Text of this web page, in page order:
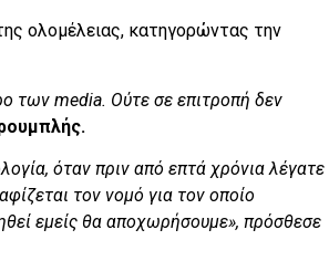
ολομέλειας, κατηγορώντας την
των media. Ούτε σε επιτροπή δεν
όταν πριν από επτά χρόνια λέγατε
τον νομό για τον οποίο
εμείς θα αποχωρήσουμε», πρόσθεσε